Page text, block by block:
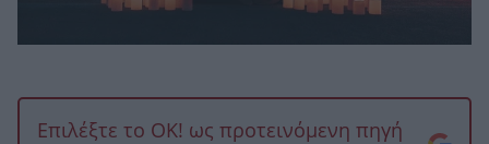
Επιλέξτε το OK! ως προτεινόμενη πηγή